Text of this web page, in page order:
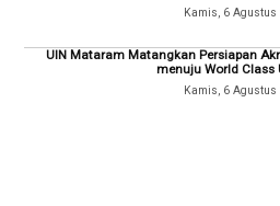
Kamis, 6 Agustus
UIN Mataram Matangkan Persiapan
menuju World Class
Kamis, 6 Agustus